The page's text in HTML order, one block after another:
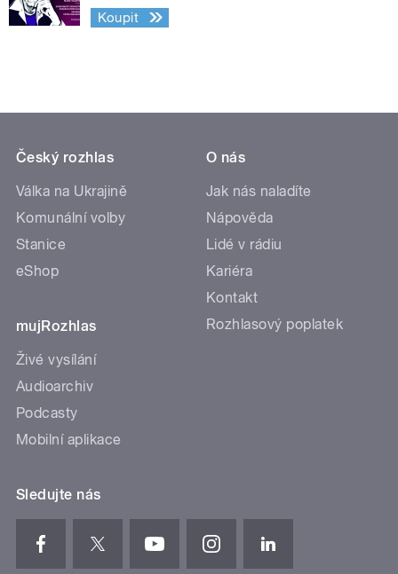
Koupit
Český rozhlas
Válka na Ukrajině
Komunální volby
Stanice
eShop
mujRozhlas
Živé vysílání
Audioarchiv
Podcasty
Mobilní aplikace
O nás
Jak nás naladíte
Nápověda
Lidé v rádiu
Kariéra
Kontakt
Rozhlasový poplatek
Sledujte nás